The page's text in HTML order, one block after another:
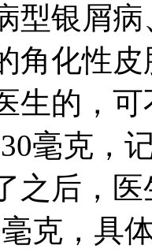
型银屑
角化性
生的，
毫克，
之后，
克，具